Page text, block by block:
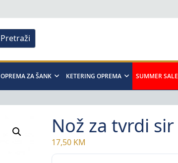
Pretraži
OPREMA ZA ŠANK KETERING OPREMA SUMMER SALE
Nož za tvrdi sir
17,50 KM